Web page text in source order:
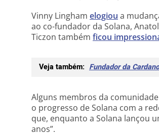
Vinny Lingham elogiou a
ao co-fundador da Solana,
Ticzon também ficou
Veja também: Fundador da
Alguns membros da
o progresso de Solana com a
que, enquanto a Solana lançou
anos”.